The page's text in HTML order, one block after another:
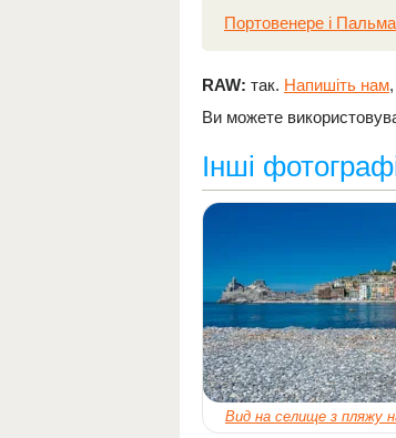
Портовенере і
RAW: так. Напишіть нам
Ви можете
Інші
Вид на селище з пляжу